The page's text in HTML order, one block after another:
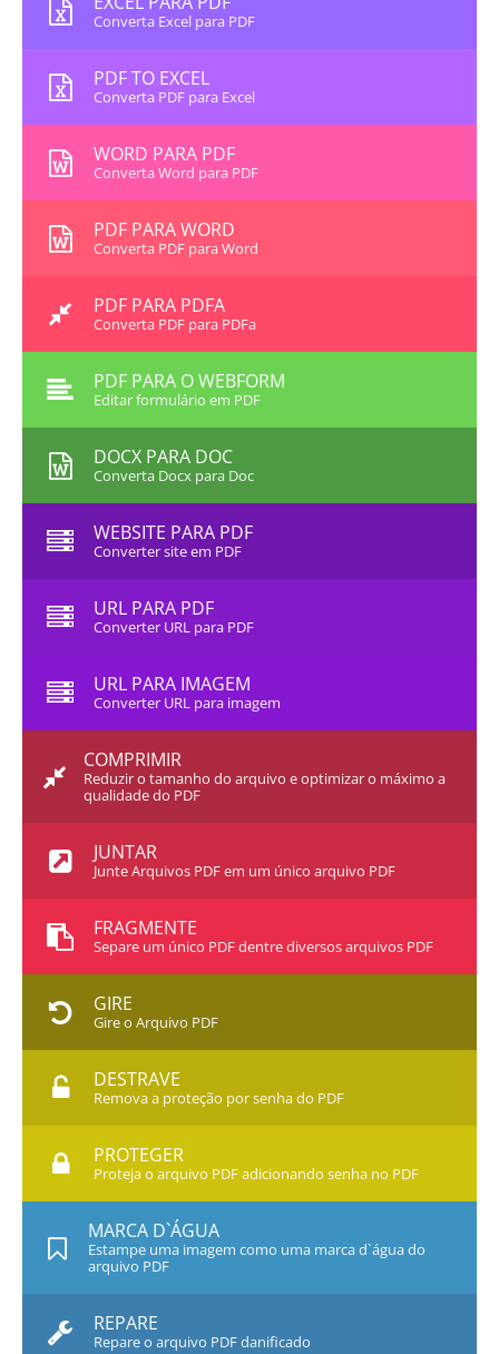
Converta Excel para PDF
PDF TO EXCEL
Converta PDF para Excel
WORD PARA PDF
Converta Word para PDF
PDF PARA WORD
Converta PDF para Word
PDF PARA PDFA
Converta PDF para PDFa
PDF PARA O WEBFORM
Editar formulário em PDF
DOCX PARA DOC
Converta Docx para Doc
WEBSITE PARA PDF
Converter site em PDF
URL PARA PDF
Converter URL para PDF
URL PARA IMAGEM
Converter URL para imagem
COMPRIMIR
Reduzir o tamanho do arquivo e optimizar o máximo a
qualidade do PDF
JUNTAR
Junte Arquivos PDF em um único arquivo PDF
FRAGMENTE
Separe um único PDF dentre diversos arquivos PDF
GIRE
Gire o Arquivo PDF
DESTRAVE
Remova a proteção por senha do PDF
PROTEGER
Proteja o arquivo PDF adicionando senha no PDF
MARCA D`ÁGUA
Estampe uma imagem como uma marca d`água do
arquivo PDF
REPARE
Repare o arquivo PDF danificado